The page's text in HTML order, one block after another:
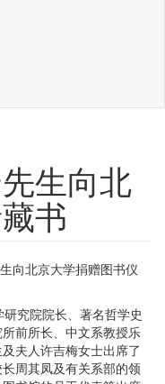
生向北
书
向北京大学捐赠图书仪
究院院长、著名哲学史
前所长、中文系教授乐
夫人许吉梅女士出席了
周其凤及有关系部的领